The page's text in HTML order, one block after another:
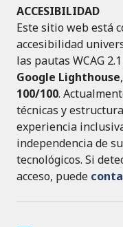
ACCESIBILIDAD
Este sitio web está
accesibilidad
las pautas WCAG
Google Lighthouse
100/100.
técnicas y
experiencia
independencia de
tecnológicos. Si
acceso, puede